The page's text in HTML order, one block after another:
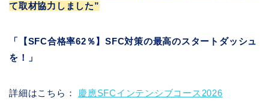
て取材協力しました”
「【SFC合格率62％】SFC対策の最高のスタートダッシュ
を！」
詳細はこちら：
慶應SFCインテンシブコース2026